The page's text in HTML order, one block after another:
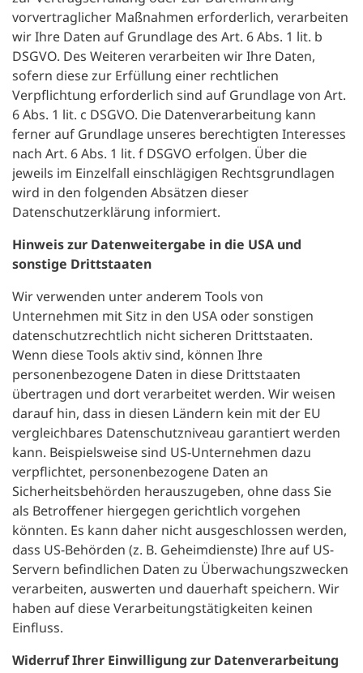
vorvertraglicher Maßnahmen erforderlich, verarbeiten
wir Ihre Daten auf Grundlage des Art. 6 Abs. 1 lit. b
DSGVO. Des Weiteren verarbeiten wir Ihre Daten,
sofern diese zur Erfüllung einer rechtlichen
Verpflichtung erforderlich sind auf Grundlage von Art.
6 Abs. 1 lit. c DSGVO. Die Datenverarbeitung kann
ferner auf Grundlage unseres berechtigten Interesses
nach Art. 6 Abs. 1 lit. f DSGVO erfolgen. Über die
jeweils im Einzelfall einschlägigen Rechtsgrundlagen
wird in den folgenden Absätzen dieser
Datenschutzerklärung informiert.
Hinweis zur Datenweitergabe in die USA und
sonstige Drittstaaten
Wir verwenden unter anderem Tools von
Unternehmen mit Sitz in den USA oder sonstigen
datenschutzrechtlich nicht sicheren Drittstaaten.
Wenn diese Tools aktiv sind, können Ihre
personenbezogene Daten in diese Drittstaaten
übertragen und dort verarbeitet werden. Wir weisen
darauf hin, dass in diesen Ländern kein mit der EU
vergleichbares Datenschutzniveau garantiert werden
kann. Beispielsweise sind US-Unternehmen dazu
verpflichtet, personenbezogene Daten an
Sicherheitsbehörden herauszugeben, ohne dass Sie
als Betroffener hiergegen gerichtlich vorgehen
könnten. Es kann daher nicht ausgeschlossen werden,
dass US-Behörden (z. B. Geheimdienste) Ihre auf US-
Servern befindlichen Daten zu Überwachungszwecken
verarbeiten, auswerten und dauerhaft speichern. Wir
haben auf diese Verarbeitungstätigkeiten keinen
Einfluss.
Widerruf Ihrer Einwilligung zur Datenverarbeitung